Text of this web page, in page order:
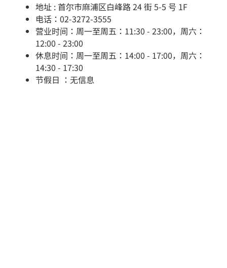
地址 : 首尔市麻浦区白峰路 24 街 5-5 号 1F
电话：02-3272-3555
营业时间：周一至周五：11:30 - 23:00，周六：
12:00 - 23:00
休息时间：周一至周五：14:00 - 17:00，周六：
14:30 - 17:30
节假日 ：无信息